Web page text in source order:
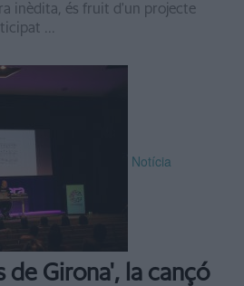
inèdita, és fruit d'un projecte
...
Notícia
de Girona', la cançó